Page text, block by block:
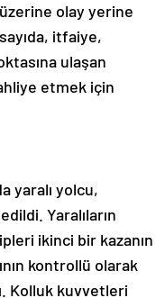
olay yerine
itfaiye,
ulaşan
etmek için
yaralı yolcu,
Yaralıların
ikinci bir kazanın
kontrollü olarak
Kolluk kuvvetleri